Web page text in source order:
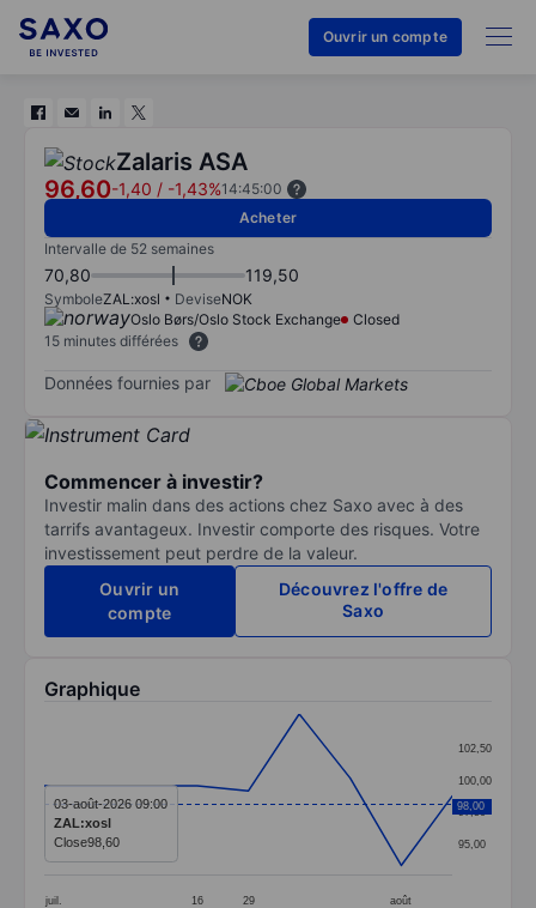
Ouvrir un compte
Zalaris ASA
96,60-1,40 / -1,43%14:45:00
Acheter
Intervalle de 52 semaines
70,80 119,50
SymboleZAL:xosl DeviseNOK
Oslo Børs/Oslo Stock Exchange
Closed
15 minutes différées
Données fournies par
Commencer à investir?
Investir malin dans des actions chez Saxo avec à des
tarrifs avantageux. Investir comporte des risques. Votre
investissement peut perdre de la valeur.
Ouvrir un
compte
Découvrez l'offre de
Saxo
Graphique
Line chart with 9 data points.
The chart has 1 X axis displaying categories.
The chart has 1 Y axis displaying values. Data
juil. 16 29 août
95,00
97,50
100,00
102,50
98,00
03-août-2026 09:00
ZAL:xosl
Close98,60